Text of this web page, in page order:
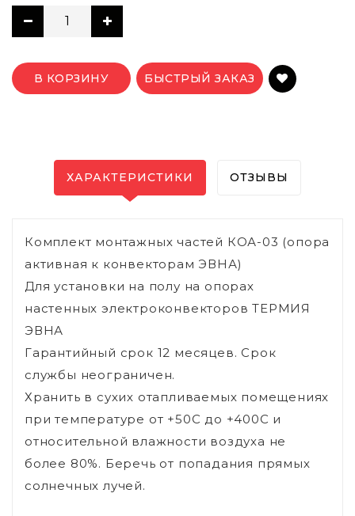
В КОРЗИНУ БЫСТРЫЙ ЗАКАЗ
ХАРАКТЕРИСТИКИ ОТЗЫВЫ
Комплект монтажных частей КОА-03 (опора
активная к конвекторам ЭВНА)
Для установки на полу на опорах
настенных электроконвекторов ТЕРМИЯ
ЭВНА
Гарантийный срок 12 месяцев. Срок
службы неограничен.
Хранить в сухих отапливаемых помещениях
при температуре от +50С до +400С и
относительной влажности воздуха не
более 80%. Беречь от попадания прямых
солнечных лучей.